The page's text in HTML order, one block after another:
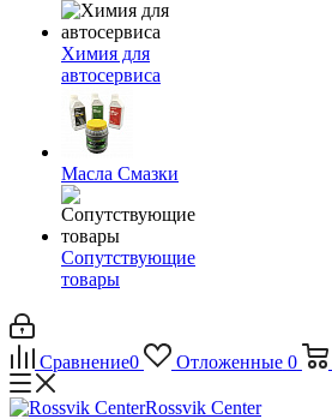
Химия для
автосервиса
Масла Смазки
Сопутствующие
товары
Сравнение0 Отложенные 0
Rossvik Center